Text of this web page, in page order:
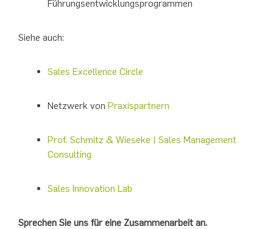
Führungsentwicklungsprogrammen
Siehe auch:
Sales Excellence Circle
Netzwerk von Praxispartnern
Prof. Schmitz & Wieseke | Sales Management
Consulting
Sales Innovation Lab
Sprechen Sie uns für eine Zusammenarbeit an.